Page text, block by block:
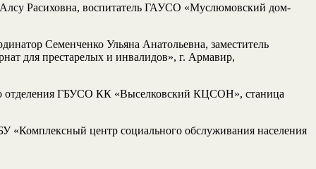
Расиховна, воспитатель ГАУСО «Муслюмовский дом-
Семенченко Ульяна Анатольевна, заместитель
для престарелых и инвалидов», г. Армавир,
отделения ГБУСО КК «Выселковский КЦСОН», станица
«Комплексный центр социального обслуживания населения